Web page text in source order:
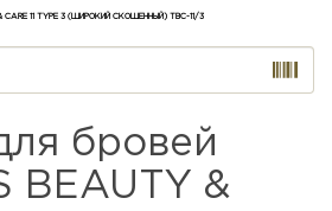
CARE 11 TYPE 3 (ШИРОКИЙ СКОШЕННЫЙ) TBC-11/3
бровей
BEAUTY &